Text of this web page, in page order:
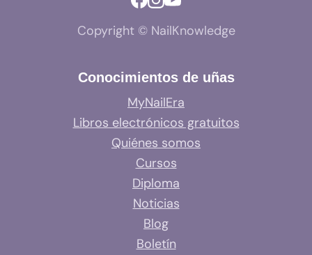
Copyright © NailKnowledge
Conocimientos de uñas
MyNailEra
Libros electrónicos gratuitos
Quiénes somos
Cursos
Diploma
Noticias
Blog
Boletín